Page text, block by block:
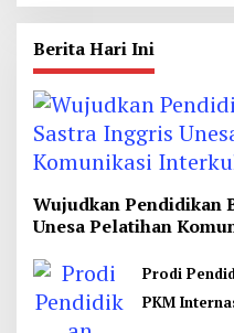
Berita Hari Ini
Wujudkan Pendidikan
Unesa Pelatihan
Prodi
PKM